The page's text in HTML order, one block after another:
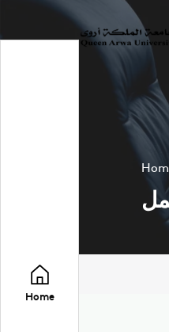
Home